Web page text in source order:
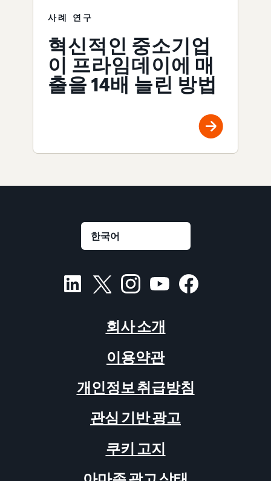
사례 연구
혁신적인 중소기업
이 프라임데이에 매
출을 14배 늘린 방법
회사 소개
이용약관
개인정보 취급방침
관심 기반 광고
쿠키 고지